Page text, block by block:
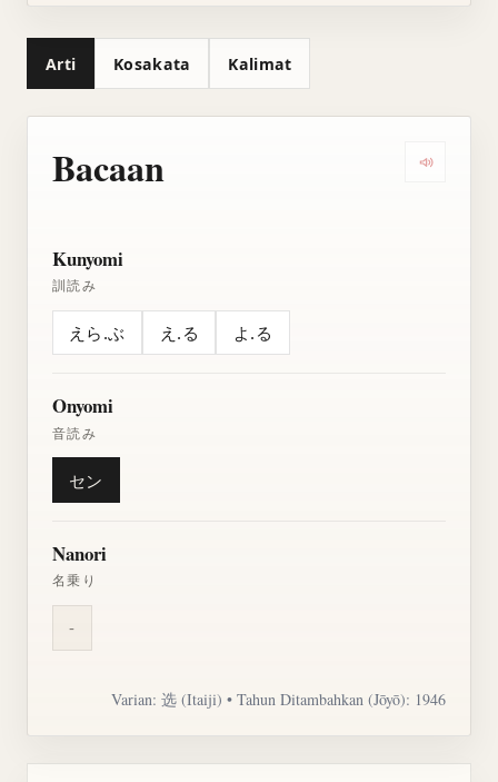
Arti Kosakata Kalimat
Bacaan
Kunyomi
訓読み
えら.ぶ え.る よ.る
Onyomi
音読み
セン
Nanori
名乗り
-
Varian: 选 (Itaiji) • Tahun Ditambahkan (Jōyō): 1946